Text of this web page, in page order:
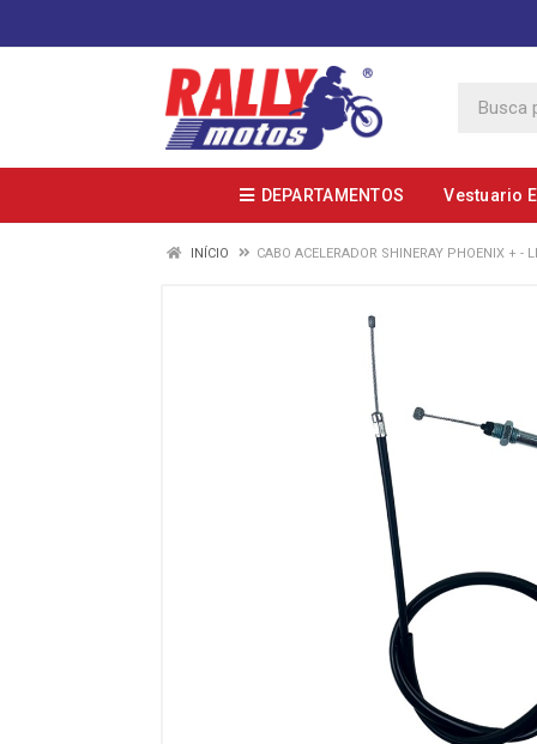
DEPARTAMENTOS Vestuario
INÍCIO CABO ACELERADOR SHINERAY PHOENIX + -